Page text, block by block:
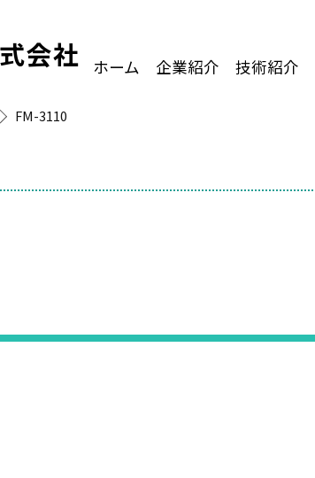
会社 ホーム 企業紹介 技術紹介
FM-3110